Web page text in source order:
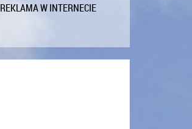
REKLAMA W INTERNECIE